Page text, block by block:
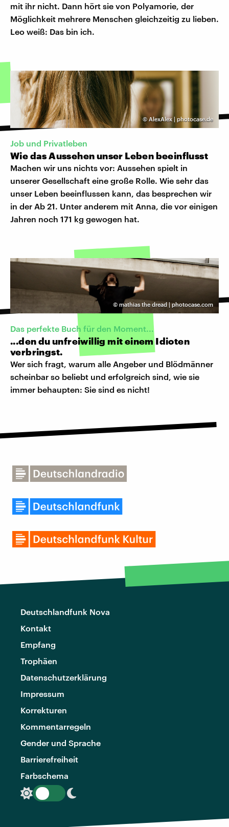
mit ihr nicht. Dann hört sie von Polyamorie, der
Möglichkeit mehrere Menschen gleichzeitig zu lieben.
Leo weiß: Das bin ich.
©AlexAlex | photocase.de
Job und Privatleben
Wie das Aussehen unser Leben beeinflusst
Machen wir uns nichts vor: Aussehen spielt in
unserer Gesellschaft eine große Rolle. Wie sehr das
unser Leben beeinflussen kann, das besprechen wir
in der Ab 21. Unter anderem mit Anna, die vor einigen
Jahren noch 171 kg gewogen hat.
© mathias the dread | photocase.com
Das perfekte Buch für den Moment...
...den du unfreiwillig mit einem Idioten
verbringst.
Wer sich fragt, warum alle Angeber und Blödmänner
scheinbar so beliebt und erfolgreich sind, wie sie
immer behaupten: Sie sind es nicht!
Deutschlandfunk Nova
Kontakt
Empfang
Trophäen
Datenschutzerklärung
Impressum
Korrekturen
Kommentarregeln
Gender und Sprache
Barrierefreiheit
Farbschema